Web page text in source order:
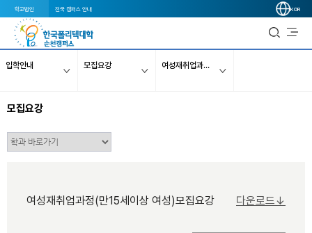
학교법인 전국 캠퍼스 안내 KOR
입학안내 모집요강 여성재취업과정(만15세이상 여성)
모집요강
여성재취업과정(만15세이상 여성)모집요강 다운로드↓